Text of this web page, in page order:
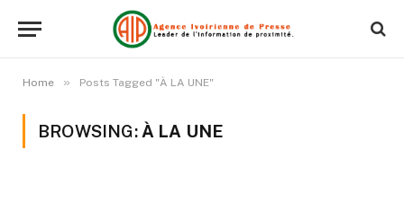
Home » Posts Tagged "À LA UNE"
BROWSING: À LA UNE